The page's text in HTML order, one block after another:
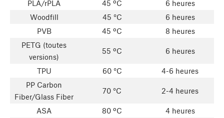
PLA/rPLA
45 ºC
6 heures
Woodfill
45 °C
6 heures
PVB
45 ºC
8 heures
PETG (toutes
versions)
55 ºC 6 heures
TPU 60 °C
4-6 heures
PP Carbon
Fiber/Glass Fiber
70 °C 2-4 heures
ASA 80 ºC
4 heures